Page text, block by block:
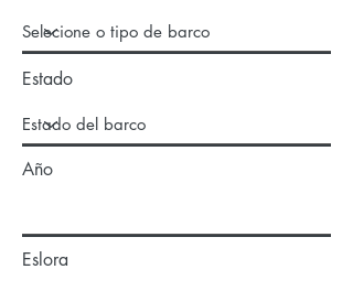
Estado
Año
Eslora